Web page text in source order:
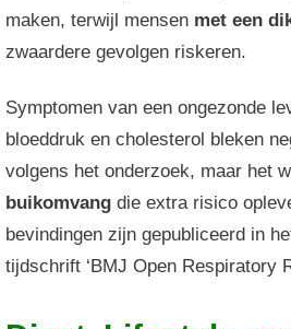
maken, terwijl mensen met een
zwaardere gevolgen riskeren.
Symptomen van een ongezonde
bloeddruk en cholesterol bleken
volgens het onderzoek, maar het
buikomvang die extra risico
bevindingen zijn gepubliceerd in
tijdschrift ‘BMJ Open Respiratory